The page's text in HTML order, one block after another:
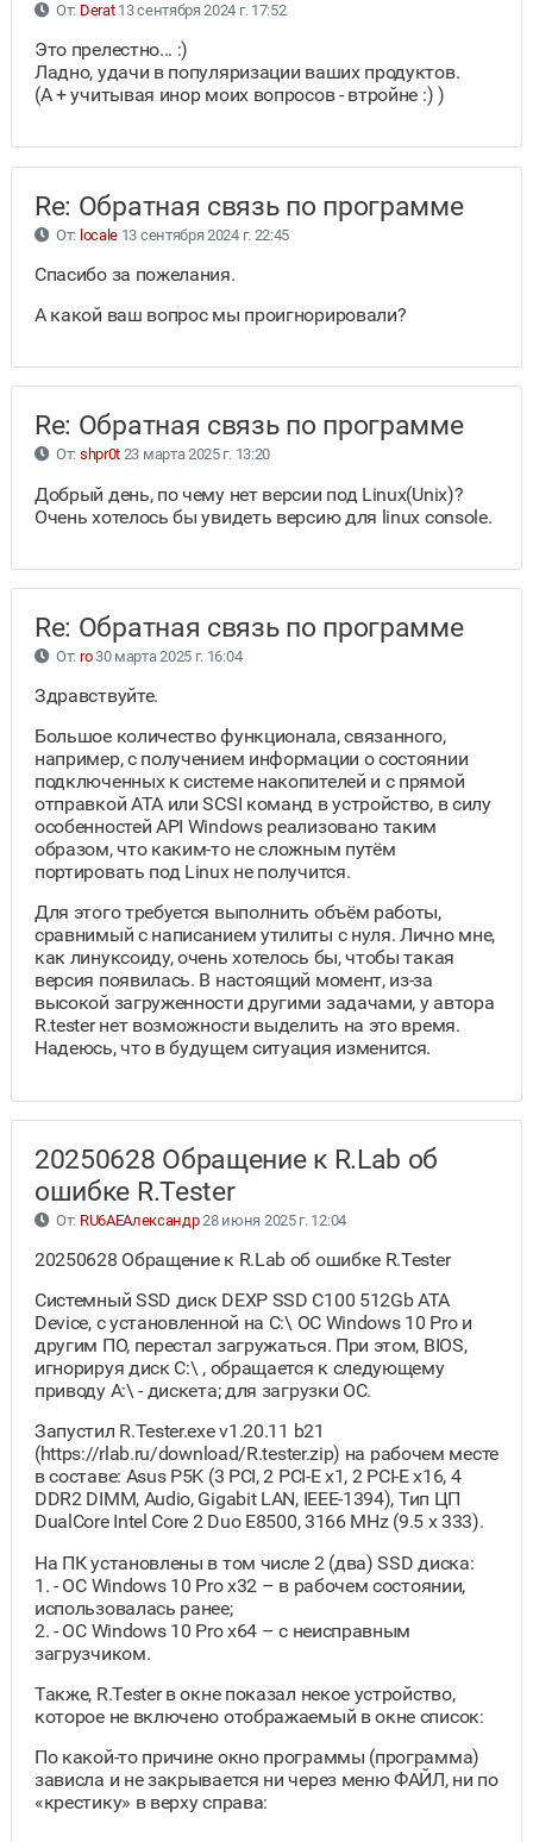
От: Derat13 сентября 2024 г. 17:52
Это прелестно... :)
Ладно, удачи в популяризации ваших продуктов.
(А + учитывая инор моих вопросов - втройне :) )
Re: Обратная связь по программе
От: locale 13 сентября 2024 г. 22:45
Спасибо за пожелания.
А какой ваш вопрос мы проигнорировали?
Re: Обратная связь по программе
От: shpr0t 23 марта 2025 г. 13:20
Добрый день, по чему нет версии под Linux(Unix)?
Очень хотелось бы увидеть версию для linux console.
Re: Обратная связь по программе
От: ro30 марта 2025 г. 16:04
Здравствуйте.
Большое количество функционала, связанного,
например, с получением информации о состоянии
подключенных к системе накопителей и с прямой
отправкой АТА или SCSI команд в устройство, в силу
особенностей API Windows реализовано таким
образом, что каким-то не сложным путём
портировать под Linux не получится.
Для этого требуется выполнить объём работы,
сравнимый с написанием утилиты с нуля. Лично мне,
как линуксоиду, очень хотелось бы, чтобы такая
версия появилась. В настоящий момент, из-за
высокой загруженности другими задачами, у автора
R.tester нет возможности выделить на это время.
Надеюсь, что в будущем ситуация изменится.
20250628 Обращение к R.Lab об
ошибке R.Tester
От: RU6AEАлександр28 июня 2025 г. 12:04
20250628 Обращение к R.Lab об ошибке R.Tester
Системный SSD диск DEXP SSD C100 512Gb ATA
Device, с установленной на C:\ ОС Windows 10 Pro и
другим ПО, перестал загружаться. При этом, BIOS,
игнорируя диск C:\ , обращается к следующему
приводу A:\ - дискета; для загрузки ОС.
Запустил R.Tester.exe v1.20.11 b21
(https://rlab.ru/download/R.tester.zip) на рабочем месте
в составе: Asus P5K (3 PCI, 2 PCI-E x1, 2 PCI-E x16, 4
DDR2 DIMM, Audio, Gigabit LAN, IEEE-1394), Тип ЦП
DualCore Intel Core 2 Duo E8500, 3166 MHz (9.5 x 333).
На ПК установлены в том числе 2 (два) SSD диска:
1. - ОС Windows 10 Pro x32 – в рабочем состоянии,
использовалась ранее;
2. - ОС Windows 10 Pro x64 – с неисправным
загрузчиком.
Также, R.Tester в окне показал некое устройство,
которое не включено отображаемый в окне список:
По какой-то причине окно программы (программа)
зависла и не закрывается ни через меню ФАЙЛ, ни по
«крестику» в верху справа: